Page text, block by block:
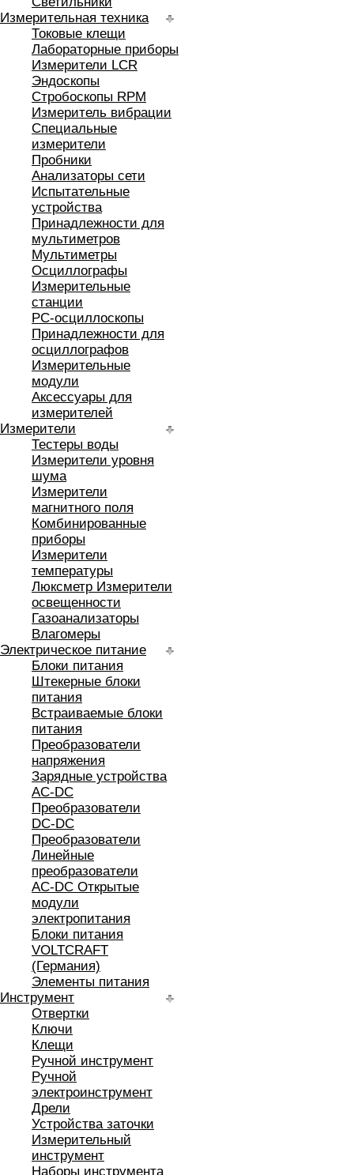
Измерительная техника
Токовые клещи
Лабораторные приборы
Измерители LCR
Эндоскопы
Стробоскопы RPM
Измеритель вибрации
Специальные
измерители
Пробники
Анализаторы сети
Испытательные
устройства
Принадлежности для
мультиметров
Мультиметры
Осциллографы
Измерительные
станции
РС-осциллоскопы
Принадлежности для
осциллографов
Измерительные
модули
Аксессуары для
измерителей
Измерители
Тестеры воды
Измерители уровня
шума
Измерители
магнитного поля
Комбинированные
приборы
Измерители
температуры
Люксметр Измерители
освещенности
Газоанализаторы
Влагомеры
Электрическое питание
Блоки питания
Штекерные блоки
питания
Встраиваемые блоки
питания
Преобразователи
напряжения
Зарядные устройства
AC-DC
Преобразователи
DC-DC
Преобразователи
Линейные
преобразователи
AC-DC Открытые
модули
электропитания
Блоки питания
VOLTCRAFT
(Германия)
Элементы питания
Инструмент
Отвертки
Ключи
Клещи
Ручной инструмент
Ручной
электроинструмент
Дрели
Устройства заточки
Измерительный
инструмент
Наборы инструмента